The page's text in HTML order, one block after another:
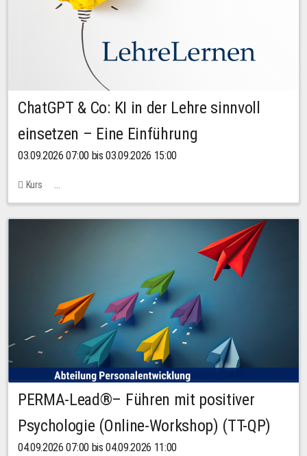
ChatGPT & Co: KI in der Lehre sinnvoll
einsetzen – Eine Einführung
03.09.2026 07:00 bis 03.09.2026 15:00
Kurs
Bachstraße 18k - SR 102 (Seminarraum Servicestelle LehreLernen)
PERMA-Lead®– Führen mit positiver
Psychologie (Online-Workshop) (TT-QP)
04.09.2026 07:00 bis 04.09.2026 11:00